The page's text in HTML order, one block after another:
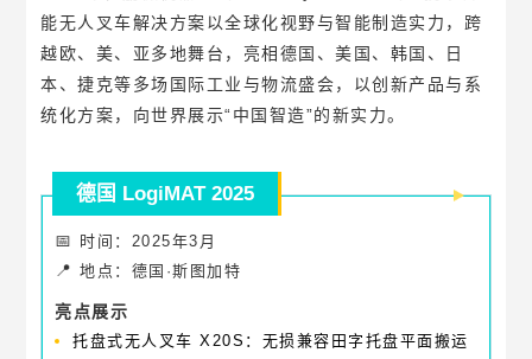
关于劢微
EN JP KR
ES
DE
能无人叉车解决方案以全球化视野与智能制造实力，跨
越欧、美、亚多地舞台，亮相德国、美国、韩国、日
本、捷克等多场国际工业与物流盛会，以创新产品与系
统化方案，向世界展示“中国智造”的新实力。
德国 LogiMAT 2025
📅 时间：2025年3月
📍地点：德国·斯图加特
亮点展示
托盘式无人叉车 X20S：无损兼容田字托盘平面搬运